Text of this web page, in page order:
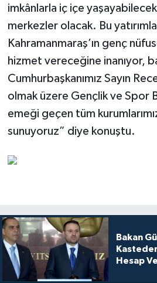
imkânlarla iç içe
merkezler olacak. Bu
Kahramanmaraş’ın genç
hizmet vereceğine inanıyor,
Cumhurbaşkanımız Sayın
olmak üzere Gençlik ve Spor
emeği geçen tüm
sunuyoruz” diye konuştu.
Bakan
Hesap